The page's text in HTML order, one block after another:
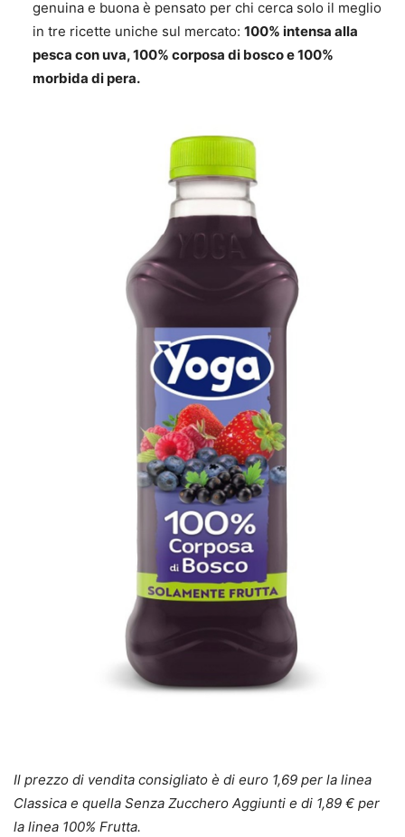
genuina e buona è pensato per chi cerca solo il meglio
in tre ricette uniche sul mercato: 100% intensa alla
pesca con uva, 100% corposa di bosco e 100%
morbida di pera.
Il prezzo di vendita consigliato è di euro 1,69 per la linea
Classica e quella Senza Zucchero Aggiunti e di 1,89 € per
la linea 100% Frutta.